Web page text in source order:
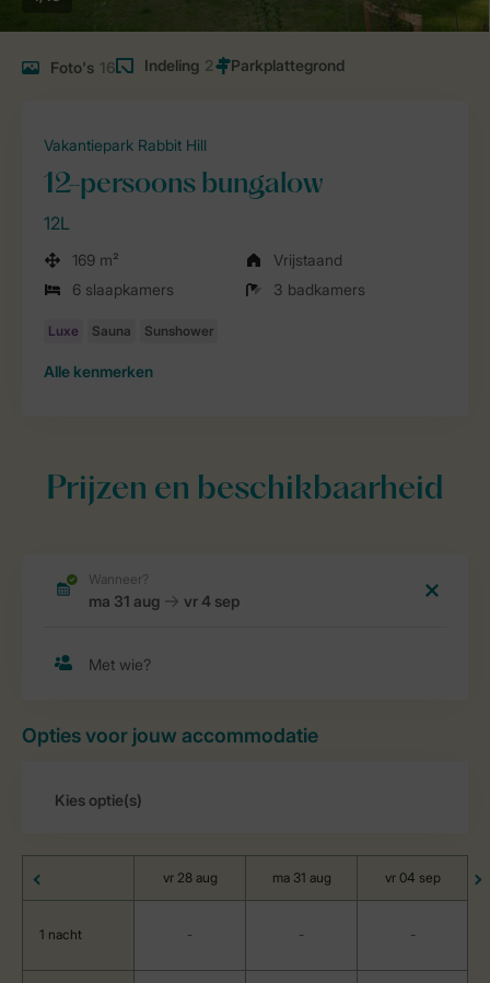
Foto's 16 Indeling 2
Vakantiepark Rabbit Hill
12-persoons bungalow
12L
169 m²
Vrijstaand
6 slaapkamers
3 badkamers
Alle kenmerken
Prijzen en beschikbaarheid
Opties voor jouw accommodatie
vr 28 aug ma 31 aug vr 04 sep
1 nacht - - -